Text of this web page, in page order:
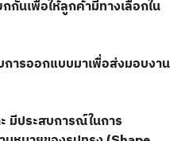
นเพื่อให้ลูกค้ามีทางเลือกใน
การออกแบบมาเพื่อส่งมอบงาน
มีประสบการณ์ในการ